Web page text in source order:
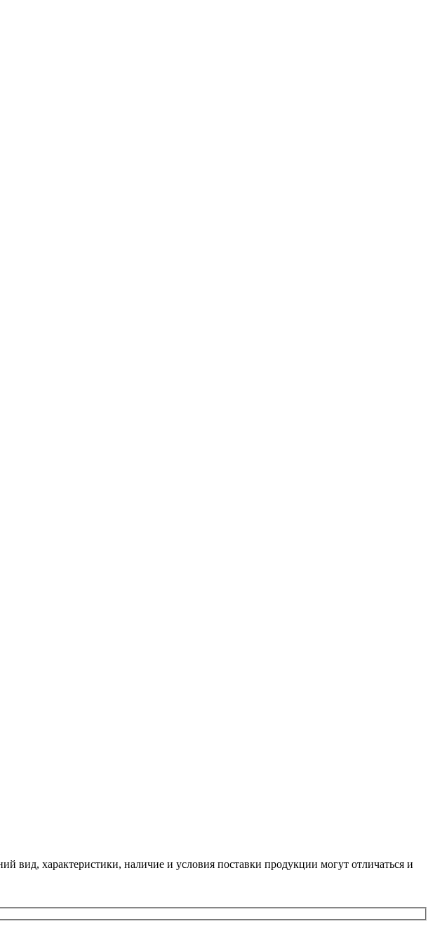
вид, характеристики, наличие и условия поставки продукции могут отличаться и